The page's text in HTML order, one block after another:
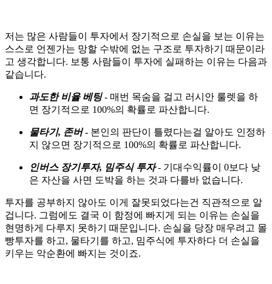
저는 많은 사람들이 투자에서 장기적으로 손실을 보는 이유는
스스로 언젠가는 망할 수밖에 없는 구조로 투자하기 때문이라
고 생각합니다. 보통 사람들이 투자에 실패하는 이유는 다음과
같습니다.
과도한 비율 베팅- 매번 목숨을 걸고 러시안 룰렛을 하
면 장기적으로 100%의 확률로 파산합니다.
물타기, 존버- 본인의 판단이 틀렸다는걸 알아도 인정하
지 않으면 장기적으로 100%의 확률로 파산합니다.
인버스 장기투자, 밈주식 투자- 기대수익률이 0보다 낮
은 자산을 사면 도박을 하는 것과 다를바 없습니다.
투자를 공부하지 않아도 이게 잘못되었다는건 직관적으로 알
겁니다. 그럼에도 결국 이 함정에 빠지게 되는 이유는 손실을
현명하게 다루지 못하기 때문입니다. 손실을 당장 매우려고 몰
빵투자를 하고, 물타기를 하고, 밈주식에 투자하다 더 손실을
키우는 악순환에 빠지는 것이죠.